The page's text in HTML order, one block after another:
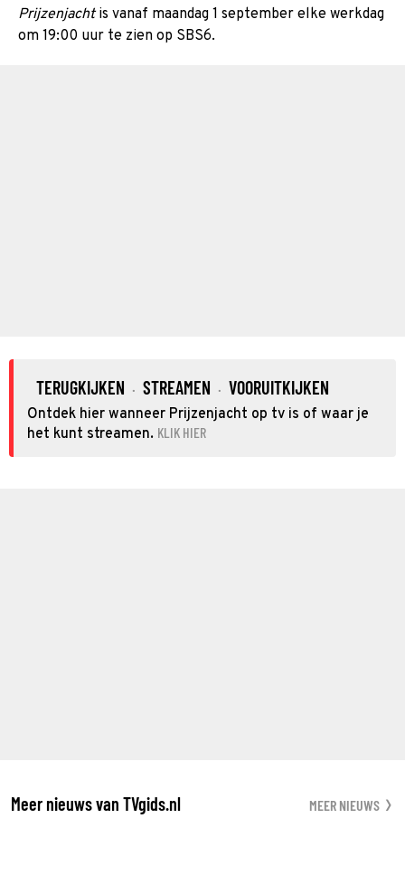
Prijzenjachtis vanaf maandag 1 september elke werkdag
om 19:00 uur te zien op SBS6.
TERUGKIJKEN · STREAMEN · VOORUITKIJKEN
Ontdek hier wanneer Prijzenjacht op tv is of waar je
het kunt streamen. KLIK HIER
Meer nieuws van TVgids.nl MEER NIEUWS